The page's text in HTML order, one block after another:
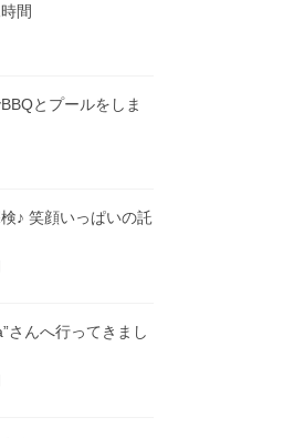
間
とプールをしま
♪ 笑顔いっぱいの託
さんへ行ってきまし